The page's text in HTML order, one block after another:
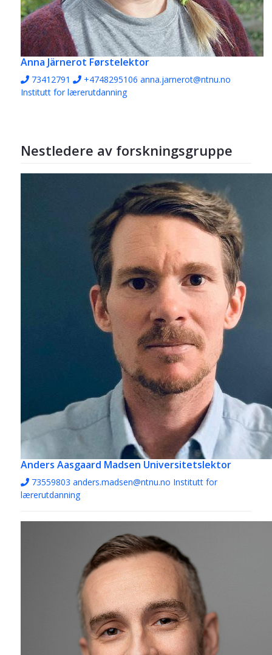
Anna Järnerot Førstelektor
73412791 +4748295106 anna.jarnerot@ntnu.no
Institutt for lærerutdanning
Nestledere av forskningsgruppe
Anders Aasgaard Madsen Universitetslektor
73559803 anders.madsen@ntnu.no Institutt for
lærerutdanning